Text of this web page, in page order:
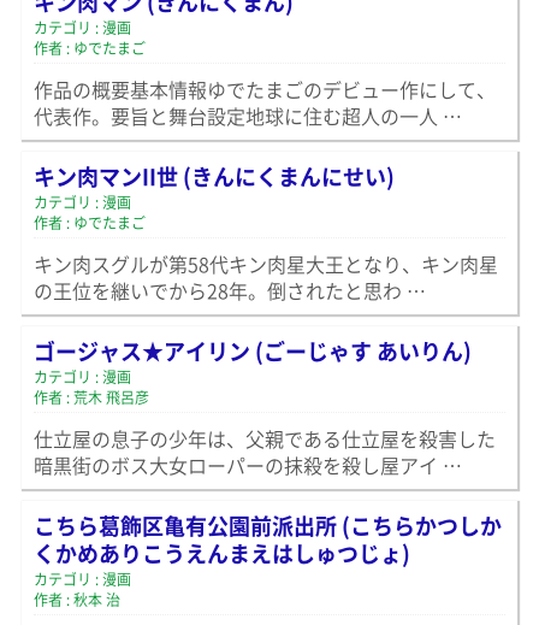
カテゴリ : 漫画
作者 : ゆでたまご
作品の概要基本情報ゆでたまごのデビュー作にして、
代表作。要旨と舞台設定地球に住む超人の一人 …
キン肉マンII世 (きんにくまんにせい)
カテゴリ : 漫画
作者 : ゆでたまご
キン肉スグルが第58代キン肉星大王となり、キン肉星
の王位を継いでから28年。倒されたと思わ …
ゴージャス★アイリン (ごーじゃす あいりん)
カテゴリ : 漫画
作者 : 荒木 飛呂彦
仕立屋の息子の少年は、父親である仕立屋を殺害した
暗黒街のボス大女ローパーの抹殺を殺し屋アイ …
こちら葛飾区亀有公園前派出所 (こちらかつしか
くかめありこうえんまえはしゅつじょ)
カテゴリ : 漫画
作者 : 秋本 治